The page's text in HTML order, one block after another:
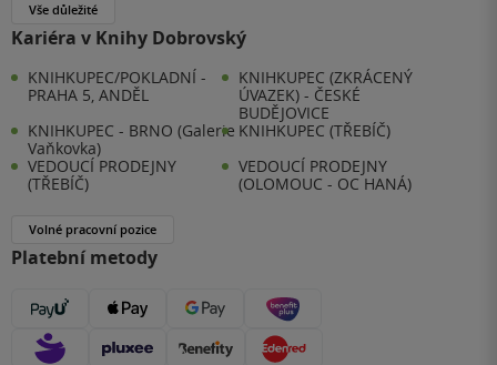
Vše důležité
Kariéra v Knihy Dobrovský
KNIHKUPEC/POKLADNÍ -
PRAHA 5, ANDĚL
KNIHKUPEC (ZKRÁCENÝ
ÚVAZEK) - ČESKÉ
BUDĚJOVICE
KNIHKUPEC - BRNO (Galerie
Vaňkovka)
KNIHKUPEC (TŘEBÍČ)
VEDOUCÍ PRODEJNY
(TŘEBÍČ)
VEDOUCÍ PRODEJNY
(OLOMOUC - OC HANÁ)
Volné pracovní pozice
Platební metody